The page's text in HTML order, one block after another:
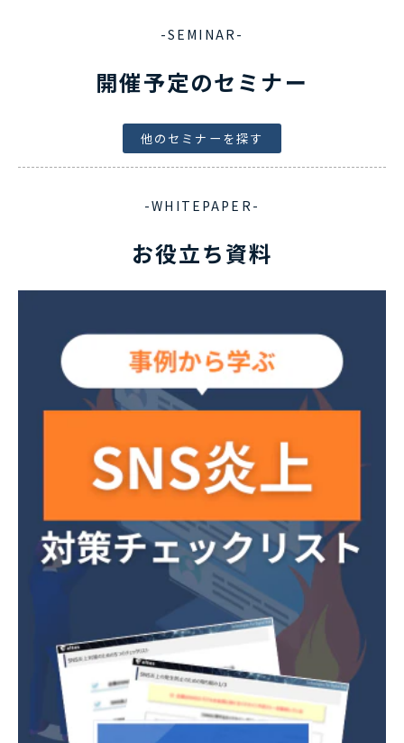
-SEMINAR-
開催予定のセミナー
他のセミナーを探す
-WHITEPAPER-
お役立ち資料